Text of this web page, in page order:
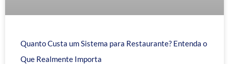
Quanto Custa um Sistema para Restaurante? Entenda o
Que Realmente Importa